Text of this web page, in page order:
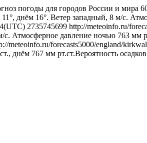
погоды для городов России и мира
днём 16°. Ветер западный, 8 м/с.
2735745699 http://meteoinfo.ru/
с. Атмосферное давление ночью 763 мм
meteoinfo.ru/forecasts5000/england/
днём 767 мм рт.ст.Вероятность